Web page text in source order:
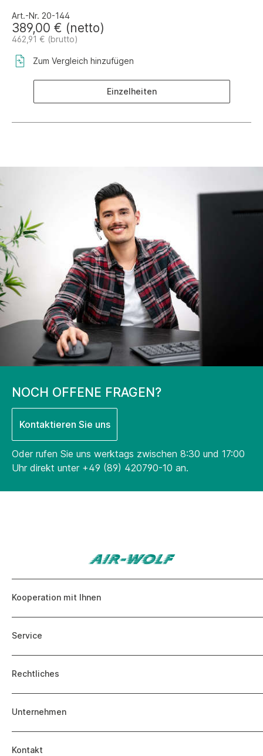
Art.-Nr. 20-144
389,00 € (netto)
462,91 € (brutto)
Zum Vergleich hinzufügen
Einzelheiten
NOCH OFFENE FRAGEN?
Kontaktieren Sie uns
Oder rufen Sie uns werktags zwischen 8:30 und 17:00
Uhr direkt unter +49 (89) 420790-10 an.
Kooperation mit Ihnen
Service
Rechtliches
Unternehmen
Kontakt